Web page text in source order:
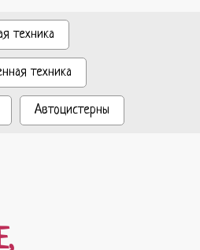
техника
техника
Автоцистерны